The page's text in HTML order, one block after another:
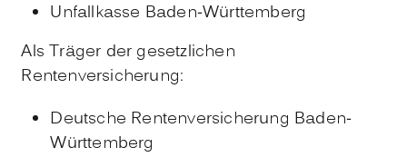
Unfallkasse Baden-Württemberg
Als Träger der gesetzlichen
Rentenversicherung:
Deutsche Rentenversicherung Baden-
Württemberg